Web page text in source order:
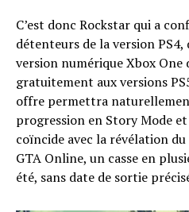
C’est donc Rockstar qui a
détenteurs de la version PS4,
version numérique Xbox
gratuitement aux versions
offre permettra
progression en Story Mode
coïncide avec la révélation
GTA Online, un casse en
été, sans date de sortie